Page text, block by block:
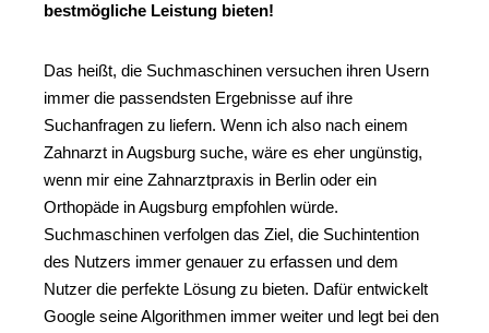
bestmögliche Leistung bieten!
Das heißt, die Suchmaschinen versuchen ihren Usern
immer die passendsten Ergebnisse auf ihre
Suchanfragen zu liefern. Wenn ich also nach einem
Zahnarzt in Augsburg suche, wäre es eher ungünstig,
wenn mir eine Zahnarztpraxis in Berlin oder ein
Orthopäde in Augsburg empfohlen würde.
Suchmaschinen verfolgen das Ziel, die Suchintention
des Nutzers immer genauer zu erfassen und dem
Nutzer die perfekte Lösung zu bieten. Dafür entwickelt
Google seine Algorithmen immer weiter und legt bei den